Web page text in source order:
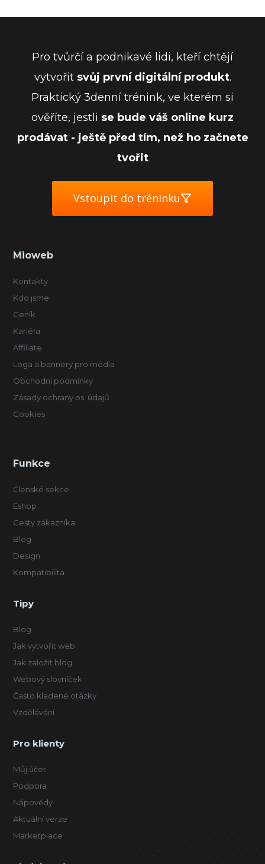
Pro tvůrčí a podnikavé lidi, kteří chtějí
vytvořit svůj první digitální produkt.
Praktický 3denní trénink, ve kterém si
ověříte, jestli se bude váš online kurz
prodávat - ještě před tím, než ho začnete
tvořit
Vstoupit do tréninku
Mioweb
Kontakty
Kdo jsme
Ceník
Kariéra
Affiliate
Loga a bannery pro média
Obchodní podmínky
Zásady ochrany os. údajů
Cookies
Funkce
Členské sekce
Eshop
Cesty zákazníka
Blog
Design
Kompatibilita
Tipy
Blog
Jak vytvořit web
Jak založit blog
Webový slovníček
Často kladené otázky
Vzdělávání
Pro klienty
Můj účet
Podpora
Nápovědy
Aktuální verze
Marketplace